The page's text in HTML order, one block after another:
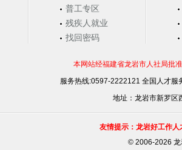
普工专区
残疾人就业
找回密码
本网站经福建省龙岩市人社局批
服务热线:0597-2222121 全国人才
地址：龙岩市新罗区
友情提示：龙岩好工作
©2006-2026 龙